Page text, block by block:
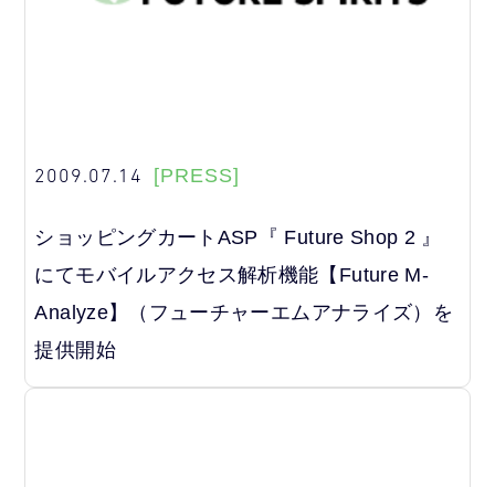
2009.07.14 [PRESS]
ショッピングカートASP『 Future Shop 2 』
にてモバイルアクセス解析機能【Future M-
Analyze】（フューチャーエムアナライズ）を
提供開始